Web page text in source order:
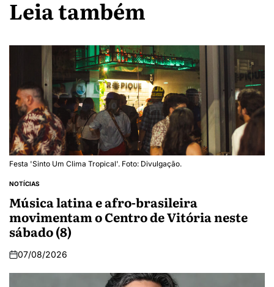
Leia também
Festa 'Sinto Um Clima Tropical'. Foto: Divulgação.
NOTÍCIAS
Música latina e afro-brasileira
movimentam o Centro de Vitória neste
sábado (8)
07/08/2026